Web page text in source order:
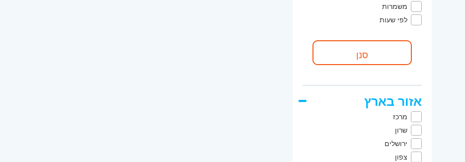
משמרות
לפי שעות
אזור בארץ
מרכז
שרון
ירושלים
צפון